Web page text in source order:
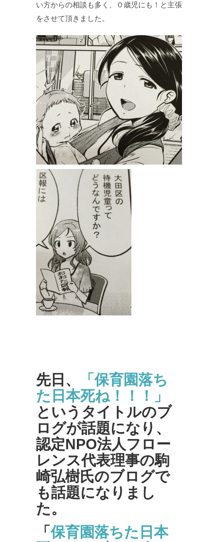
い方からの相談も多く、０歳児にも！と主張
をさせて頂きました。
先日、
「保育園落ち
た日本死ね！！！」
というタイトルのブ
ログが話題になり、
認定NPO法人フロー
レンス代表理事の駒
崎弘樹氏のブログで
も話題になりまし
た。
「保育園落ちた日本